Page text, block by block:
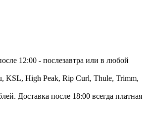
12:00 - послезавтра или в любой
KSL, High Peak, Rip Curl, Thule, Trimm,
Доставка после 18:00 всегда платная